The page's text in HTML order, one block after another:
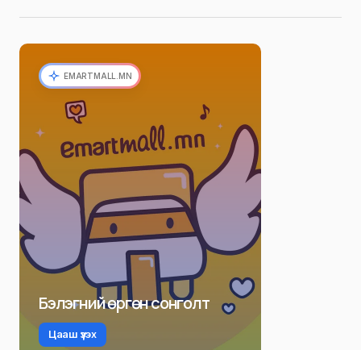
EMARTMALL.MN
Бэлэгний өргөн сонголт
Цааш үзэх